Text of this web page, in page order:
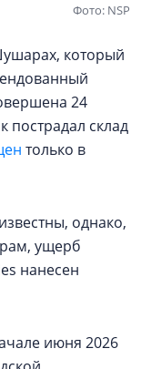
Фото: NSP
который
24
пострадал склад
только в
однако,
ущерб
нанесен
июня 2026